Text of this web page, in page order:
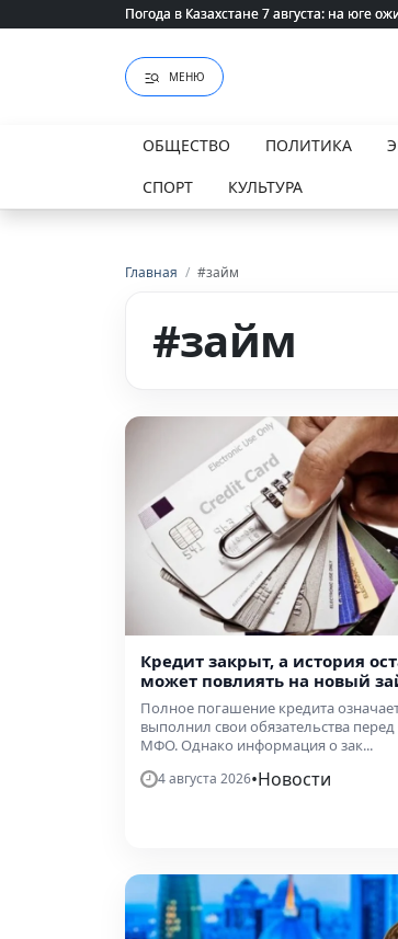
Погода в Казахстане 7 августа: на юге
Погода в Казахстане 7 августа: на юге
МЕНЮ
ОБЩЕСТВО ПОЛИТИКА
СПОРТ
КУЛЬТУРА
Главная / #займ
#займ
Кредит закрыт, а история
может повлиять на новый
Полное погашение кредита
выполнил свои обязательства
МФО. Однако информация о зак...
4 августа 2026•Новости